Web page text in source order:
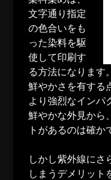
文字通り指定
の色合いをも
った染料を駆
使して印刷す
る方法になります
鮮やかさを有する
より強烈なインパ
鮮やかな外見から
トがあるのは確か
しかし紫外線にさ
しまうデメリット